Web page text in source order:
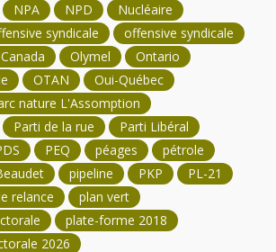
NPA NPD
Nucléaire
syndicale
offensive syndicale
Olymel
Ontario
OTAN
Oui-Québec
nature L'Assomption
Parti de la rue
Parti Libéral
PEQ péages
pétrole
pipeline PKP
PL-21
relance
plan vert
plate-forme 2018
2026